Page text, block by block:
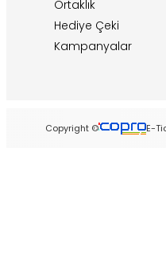
Ortaklık
Hediye Çeki
Kampanyalar